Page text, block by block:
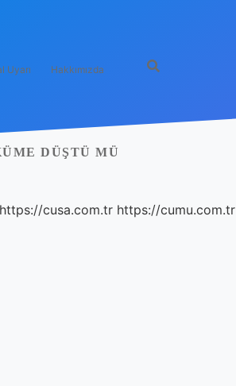
Uyarı Hakkımızda
DÜŞTÜ MÜ
https://cusa.com.tr https://cumu.com.tr